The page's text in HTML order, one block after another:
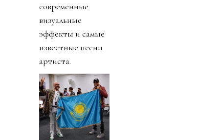
современные
визуальные
эффекты и самые
известные песни
артиста.